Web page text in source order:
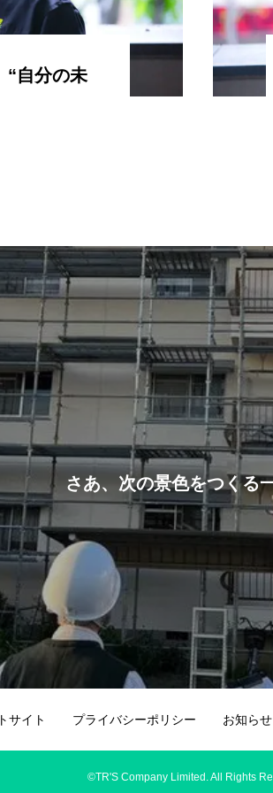
“自分の未
さあ、次の景色をつくる
サイト プライバシーポリシー お知らせ
©TR'S Company Limited. All Rights